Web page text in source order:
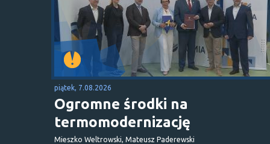
piątek, 7.08.2026
Ogromne środki na
termomodernizację
Mieszko Weltrowski, Mateusz Paderewski